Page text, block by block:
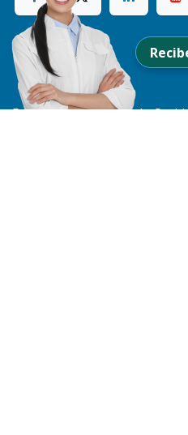
Ubicación
Parque empresarial de